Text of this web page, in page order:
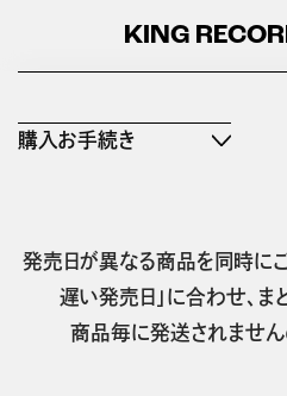
KING
購入お手続き
発売日が異なる商品を同時に
遅い発売日」に合わせ、ま
商品毎に発送されません